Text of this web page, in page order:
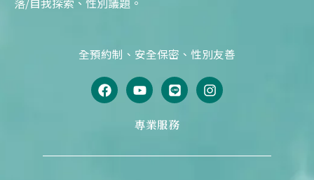
全預約制、安全保密、性別友善
F
a
c
o
Y
o
u
t
u
e
L
i
n
e
I
n
s
r
專業服務